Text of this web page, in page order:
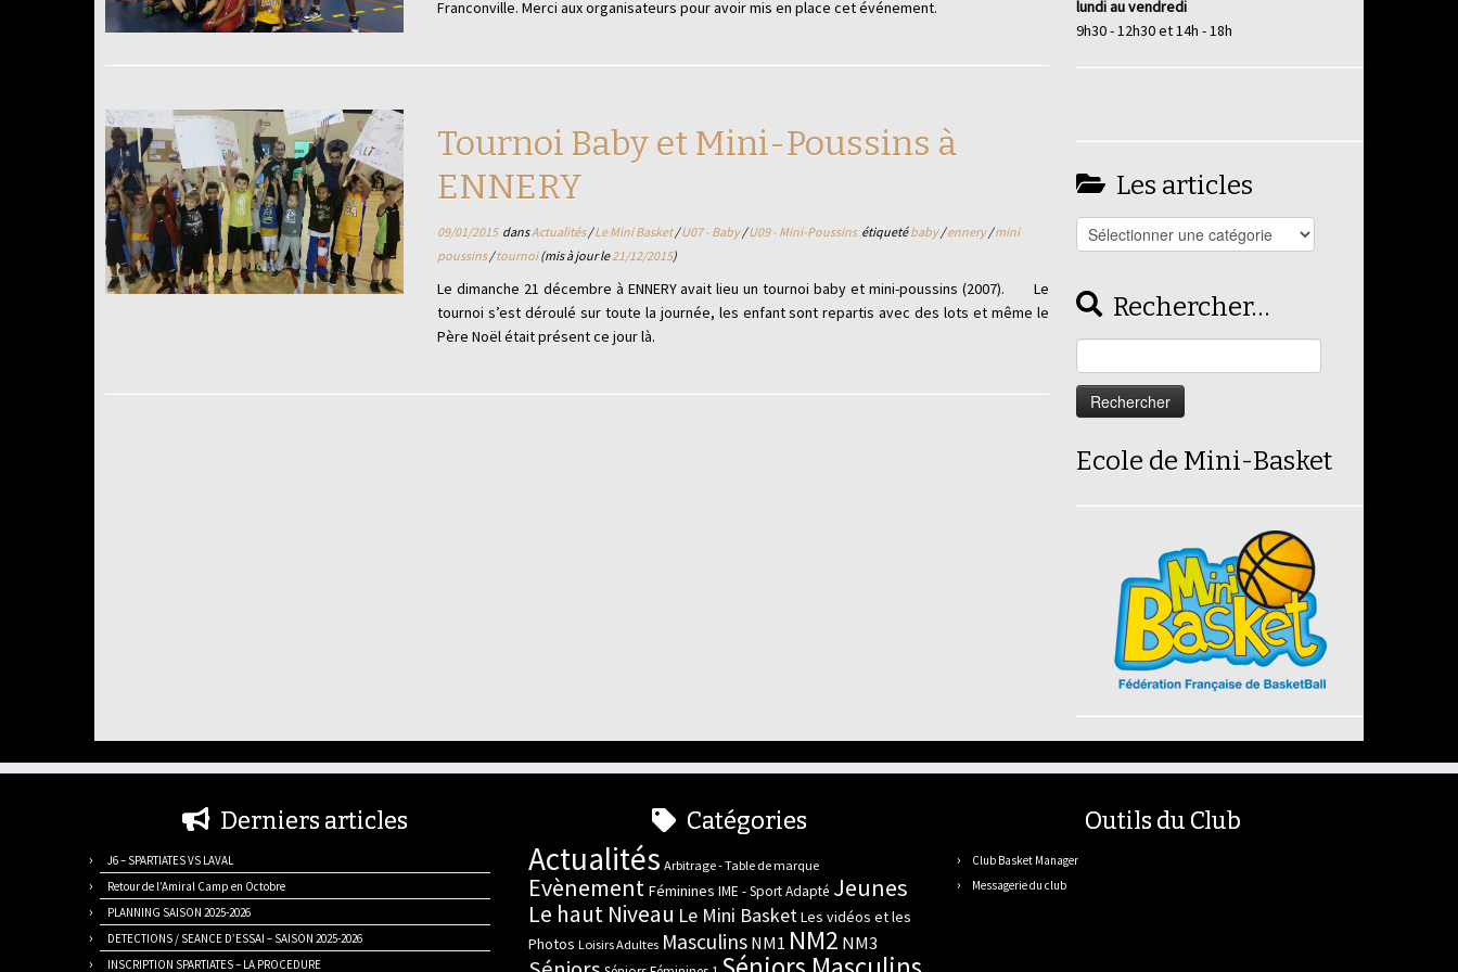
Franconville. Merci aux organisateurs pour avoir mis en place cet événement.
Tournoi Baby et Mini-Poussins à
ENNERY
09/01/2015dansActualités/Le Mini Basket/U07 - Baby/U09 - Mini-Poussins étiquetébaby/ennery/mini
poussins/tournoi(mis à jour le21/12/2015)
Le dimanche 21 décembre à ENNERY avait lieu un tournoi baby et mini-poussins (2007). Le
tournoi s’est déroulé sur toute la journée, les enfant sont repartis avec des lots et même le
Père Noël était présent ce jour là.
lundi au vendredi
9h30 - 12h30 et 14h - 18h
Les articles
Les
articles
Rechercher…
Ecole de Mini-Basket
Derniers articles
J6 – SPARTIATES VS LAVAL
Retour de l’Amiral Camp en Octobre
PLANNING SAISON 2025-2026
DETECTIONS / SEANCE D’ESSAI – SAISON 2025-2026
INSCRIPTION SPARTIATES – LA PROCEDURE
Catégories
Actualités Arbitrage - Table de marque
Evènement Féminines IME - Sport Adapté Jeunes
Le haut Niveau Le Mini BasketLes vidéos et les
Photos Loisirs Adultes Masculins NM1 NM2 NM3
Outils du Club
Club Basket Manager
Messagerie du club